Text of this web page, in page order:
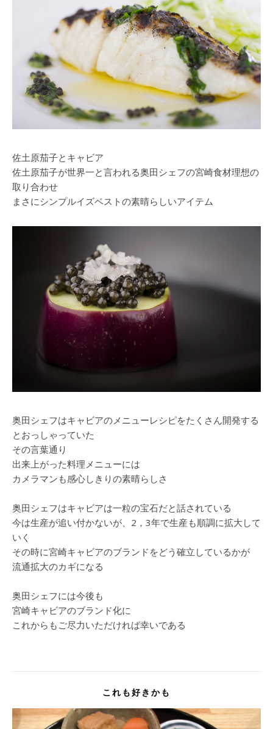
佐土原茄子とキャビア
佐土原茄子が世界一と言われる奥田シェフの宮崎食材理想の
取り合わせ
まさにシンプルイズベストの素晴らしいアイテム
奥田シェフはキャビアのメニューレシピをたくさん開発する
とおっしゃっていた
その言葉通り
出来上がった料理メニューには
カメラマンも感心しきりの素晴らしさ
奥田シェフはキャビアは一粒の宝石だと話されている
今は生産が追い付かないが、2，3年で生産も順調に拡大して
いく
その時に宮崎キャビアのブランドをどう確立しているかが
流通拡大のカギになる
奥田シェフには今後も
宮崎キャビアのブランド化に
これからもご尽力いただければ幸いである
これも好きかも